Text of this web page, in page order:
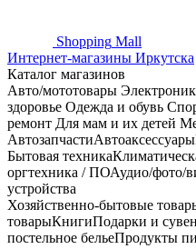
Shopping Mall
Интернет-магазины Иркутска
Каталог магазинов
Авто/мототовары
здоровье Одежда и обувь
ремонт Для мам и их детей
АвтозапчастиАвтоаксессуары
Бытовая техника
оргтехника / ПОАудио/фото/
устройства
Хозяйственно-бытовые
товарыКнигиПодарки и
постельное бельеПродукты